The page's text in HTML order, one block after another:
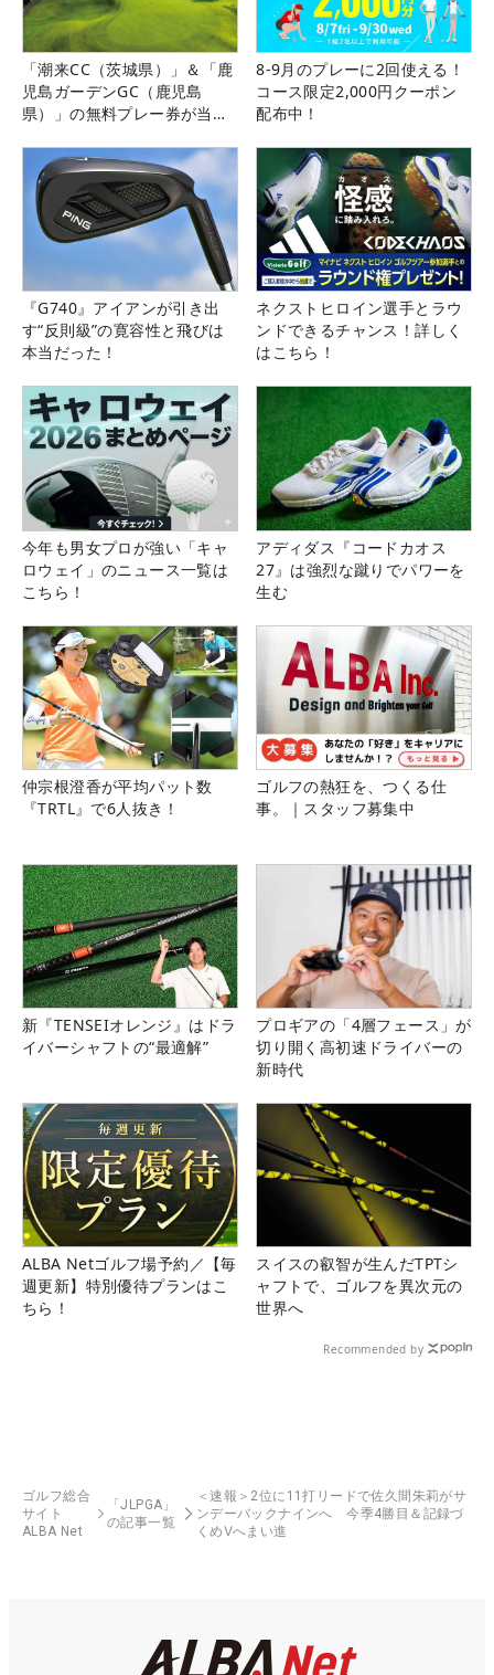
「潮来CC（茨城県）」＆「鹿
児島ガーデンGC（鹿児島
県）」の無料プレー券が当た
8-9月のプレーに2回使える！
コース限定2,000円クーポン
配布中！
『G740』アイアンが引き出
す“反則級”の寛容性と飛びは
本当だった！
ネクストヒロイン選手とラウ
ンドできるチャンス！詳しく
はこちら！
今年も男女プロが強い「キャ
ロウェイ」のニュース一覧は
こちら！
アディダス『コードカオス
27』は強烈な蹴りでパワーを
生む
仲宗根澄香が平均パット数
『TRTL』で6人抜き！
ゴルフの熱狂を、つくる仕
事。｜スタッフ募集中
新『TENSEIオレンジ』はドラ
イバーシャフトの“最適解”
プロギアの「4層フェース」が
切り開く高初速ドライバーの
新時代
ALBA Netゴルフ場予約／【毎
週更新】特別優待プランはこ
ちら！
スイスの叡智が生んだTPTシ
ャフトで、ゴルフを異次元の
世界へ
Recommended by
ゴルフ総合
サイト
ALBA Net
「JLPGA」
の記事一覧
＜速報＞2位に11打リードで佐久間朱莉がサ
ンデーバックナインへ 今季4勝目＆記録づ
くめⅤへまい進